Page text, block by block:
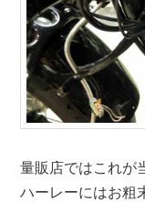
量販店ではこれが
ハーレーにはお粗